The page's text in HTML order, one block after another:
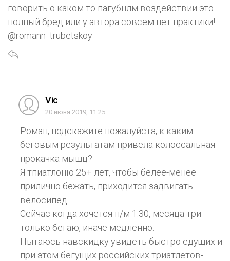
говорить о каком то пагубнлм воздействии это
полный бред или у автора совсем нет практики!
@romann_trubetskoy
Vic
20 июня 2019, 11:25
Роман, подскажите пожалуйста, к каким
беговым результатам привела колоссальная
прокачка мышц?
Я тпиатлоню 25+ лет, чтобы белее-менее
прилично бежать, приходится задвигать
велосипед.
Сейчас когда хочется п/м 1.30, месяца три
только бегаю, иначе медленно.
Пытаюсь навскидку увидеть быстро едущих и
при этом бегущих российских триатлетов-